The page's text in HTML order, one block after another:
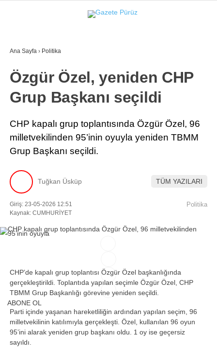
Instagram
Youtube
YEREL YÖNETIMLER
GÜNCEL
EKONOMI
POLITIKA
SAĞLIK
KÜLTÜR-SANAT
DIĞER
Ana Sayfa › Politika
Özgür Özel, yeniden CHP
Grup Başkanı seçildi
CHP kapalı grup toplantısında Özgür Özel, 96
milletvekilinden 95’inin oyuyla yeniden TBMM
Grup Başkanı seçildi.
Tuğkan Üsküp TÜM YAZILARI
Giriş: 23-05-2026 12:51
Kaynak: CUMHURİYET
Politika
ABONE OL
CHP’de kapalı grup toplantısı Özgür Özel başkanlığında
gerçekleştirildi. Toplantıda yapılan seçimle Özgür Özel, CHP
TBMM Grup Başkanlığı görevine yeniden seçildi.
Parti içinde yaşanan hareketliliğin ardından yapılan seçim, 96
milletvekilinin katılımıyla gerçekleşti. Özel, kullanılan 96 oyun
95’ini alarak yeniden grup başkanı oldu. 1 oy ise geçersiz
sayıldı.